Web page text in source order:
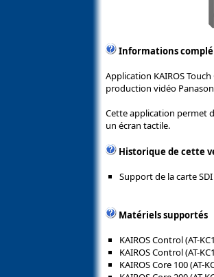
Informations
Application KAIROS
production vidéo
Cette application permet
un écran tactile.
Historique de cette
Support de la carte SDI
Matériels supportés
KAIROS Control (AT-
KAIROS Control (AT-
KAIROS Core 100 (AT-